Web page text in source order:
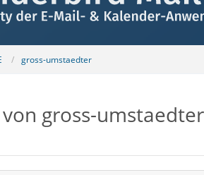
gross-umstaedter
gross-umstaedter